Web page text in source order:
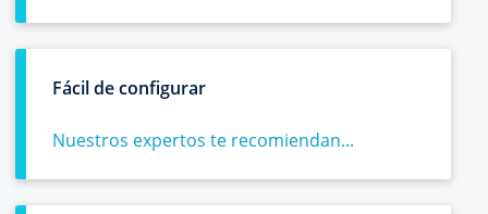
Fácil de configurar
Nuestros expertos te recomiendan...